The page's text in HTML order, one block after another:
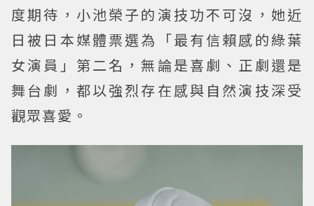
度期待，小池榮子的演技功不可沒，她近
日被日本媒體票選為「最有信賴感的綠葉
女演員」第二名，無論是喜劇、正劇還是
舞台劇，都以強烈存在感與自然演技深受
觀眾喜愛。